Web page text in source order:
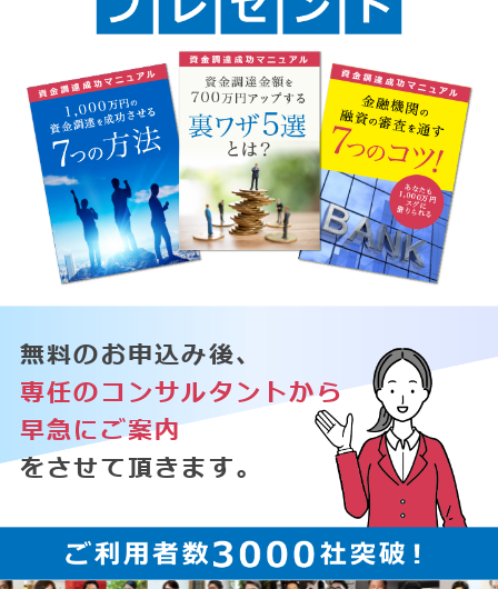
無料のお申込み後、
専任のコンサルタントから
早急にご案内
をさせて頂きます。